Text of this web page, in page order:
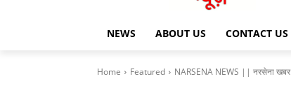
NEWS ABOUT US CONTACT US
Home Featured NARSENA NEWS || नरसेना खबर